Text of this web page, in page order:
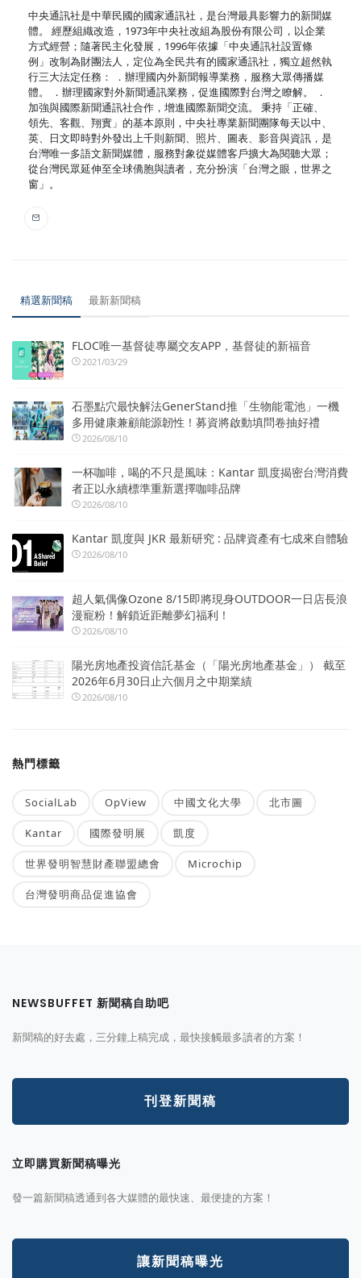
中央通訊社是中華民國的國家通訊社，是台灣最具影響力的新聞媒
體。 經歷組織改造，1973年中央社改組為股份有限公司，以企業
方式經營；隨著民主化發展，1996年依據「中央通訊社設置條
例」改制為財團法人，定位為全民共有的國家通訊社，獨立超然執
行三大法定任務： ．辦理國內外新聞報導業務，服務大眾傳播媒
體。 ．辦理國家對外新聞通訊業務，促進國際對台灣之瞭解。 ．
加強與國際新聞通訊社合作，增進國際新聞交流。 秉持「正確、
領先、客觀、翔實」的基本原則，中央社專業新聞團隊每天以中、
英、日文即時對外發出上千則新聞、照片、圖表、影音與資訊，是
台灣唯一多語文新聞媒體，服務對象從媒體客戶擴大為閱聽大眾；
從台灣民眾延伸至全球僑胞與讀者，充分扮演「台灣之眼，世界之
窗」。
精選新聞稿 最新新聞稿
FLOC唯一基督徒專屬交友APP，基督徒的新福音
2021/03/29
石墨點穴最快解法GenerStand推「生物能電池」一機
多用健康兼顧能源韌性！募資將啟動填問卷抽好禮
2026/08/10
一杯咖啡，喝的不只是風味：Kantar 凱度揭密台灣消費
者正以永續標準重新選擇咖啡品牌
2026/08/10
Kantar 凱度與 JKR 最新研究 : 品牌資產有七成來自體驗
2026/08/10
超人氣偶像Ozone 8/15即將現身OUTDOOR一日店長浪
漫寵粉！解鎖近距離夢幻福利！
2026/08/10
陽光房地產投資信託基金（「陽光房地產基金」） 截至
2026年6月30日止六個月之中期業績
2026/08/10
熱門標籤
SocialLab OpView 中國文化大學 北市圖
Kantar 國際發明展 凱度
世界發明智慧財產聯盟總會 Microchip
台灣發明商品促進協會
NEWSBUFFET 新聞稿自助吧
新聞稿的好去處，三分鐘上稿完成，最快接觸最多讀者的方案！
刊登新聞稿
立即購買新聞稿曝光
發一篇新聞稿透通到各大媒體的最快速、最便捷的方案！
讓新聞稿曝光